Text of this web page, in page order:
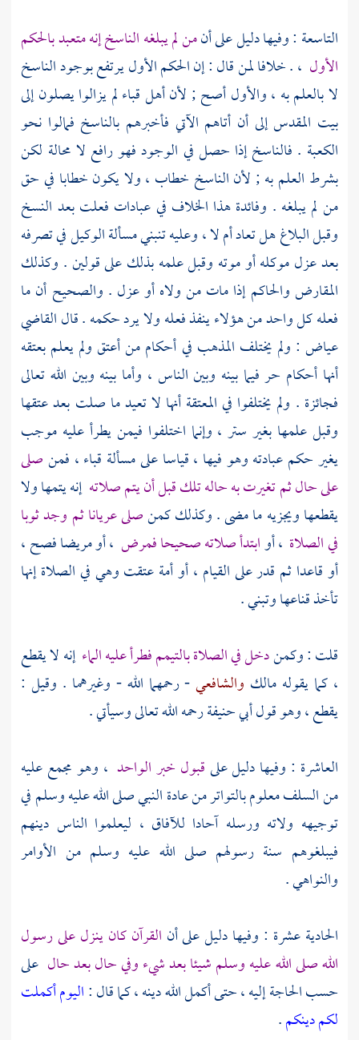
التاسعة : وفيها دليل على أنمن لم يبلغه الناسخ إنه متعبد بالحكم
الأول ، . خلافا لمن قال : إن الحكم الأول يرتفع بوجود الناسخ
لا بالعلم به ، والأول أصح ; لأنأهل قباءلم يزالوا يصلون إلى
بيت المقدسإلى أن أتاهم الآتي فأخبرهم بالناسخ فمالوا نحو
الكعبة . فالناسخ إذا حصل في الوجود فهو رافع لا محالة لكن
بشرط العلم به ; لأن الناسخ خطاب ، ولا يكون خطابا في حق
من لم يبلغه . وفائدة هذا الخلاف في عبادات فعلت بعد النسخ
وقبل البلاغ هل تعاد أم لا ، وعليه تنبني مسألة الوكيل في تصرفه
بعد عزل موكله أو موته وقبل علمه بذلك على قولين . وكذلك
المقارض والحاكم إذا مات من ولاه أو عزل . والصحيح أن ما
فعله كل واحد من هؤلاء ينفذ فعله ولا يرد حكمه . قالالقاضي
عياض : ولم يختلف المذهب في أحكام من أعتق ولم يعلم بعتقه
أنها أحكام حر فيما بينه وبين الناس ، وأما بينه وبين الله تعالى
فجائزة . ولم يختلفوا في المعتقة أنها لا تعيد ما صلت بعد عتقها
وقبل علمها بغير ستر ، وإنما اختلفوا فيمن يطرأ عليه موجب
يغير حكم عبادته وهو فيها ، قياسا على مسألة قباء، فمنصلى
على حال ثم تغيرت به حاله تلك قبل أن يتم صلاته إنه يتمها ولا
يقطعها ويجزيه ما مضى . وكذلك كمنصلى عريانا ثم وجد ثوبا
في الصلاة ، أوابتدأ صلاته صحيحا فمرض ، أو مريضا فصح ،
أو قاعدا ثم قدر على القيام ، أو أمة عتقت وهي في الصلاة إنها
تأخذ قناعها وتبني .
قلت : وكمندخل في الصلاة بالتيمم فطرأ عليه الماء إنه لا يقطع
، كما يقوله مالك والشافعي- رحمهما الله - وغيرهما . وقيل :
يقطع ، وهو قولأبي حنيفةرحمه الله تعالى وسيأتي .
العاشرة : وفيها دليل علىقبول خبر الواحد ، وهو مجمع عليه
من السلف معلوم بالتواتر من عادة النبي صلى الله عليه وسلم في
توجيهه ولاته ورسله آحادا للآفاق ، ليعلموا الناس دينهم
فيبلغوهم سنة رسولهم صلى الله عليه وسلم من الأوامر
والنواهي .
الحادية عشرة : وفيها دليل على أن القرآن كان ينزل على رسول
الله صلى الله عليه وسلم شيئا بعد شيء وفي حال بعد حال على
حسب الحاجة إليه ، حتى أكمل الله دينه ، كما قال :اليوم أكملت
لكم دينكم.